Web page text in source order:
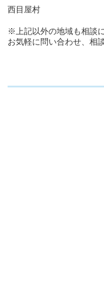
西目屋村
※上記以外の地域も相談
お気軽に問い合わせ、相